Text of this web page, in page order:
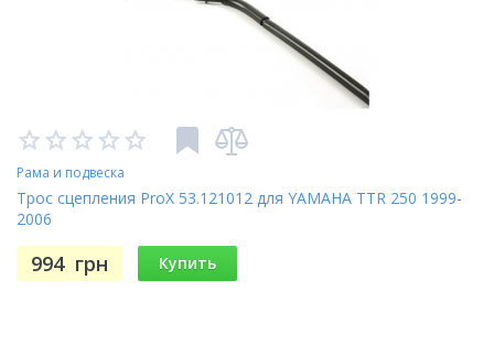
Рама и подвеска
Трос сцепления ProX 53.121012 для YAMAHA TTR 250 1999-
2006
994 грн Купить